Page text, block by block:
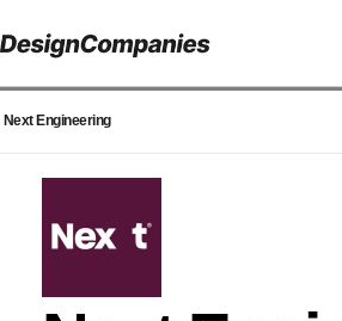
Next Engineering